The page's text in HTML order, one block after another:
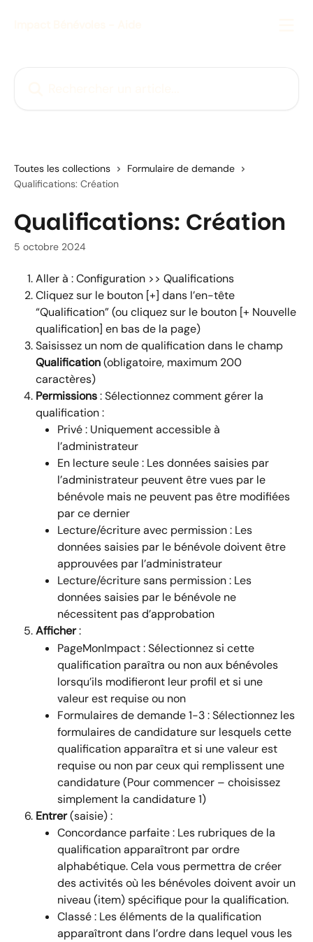
Toutes les collections
Formulaire de demande
Qualifications: Création
Qualifications: Création
5 octobre 2024
Aller à : Configuration >> Qualifications
Cliquez sur le bouton [+] dans l’en-tête
“Qualification” (ou cliquez sur le bouton [+ Nouvelle
qualification] en bas de la page)
Saisissez un nom de qualification dans le champ
Qualification (obligatoire, maximum 200
caractères)
Permissions : Sélectionnez comment gérer la
qualification :
Privé : Uniquement accessible à
l’administrateur
En lecture seule : Les données saisies par
l’administrateur peuvent être vues par le
bénévole mais ne peuvent pas être modifiées
par ce dernier
Lecture/écriture avec permission : Les
données saisies par le bénévole doivent être
approuvées par l’administrateur
Lecture/écriture sans permission : Les
données saisies par le bénévole ne
nécessitent pas d’approbation
Afficher :
PageMonImpact : Sélectionnez si cette
qualification paraîtra ou non aux bénévoles
lorsqu’ils modifieront leur profil et si une
valeur est requise ou non
Formulaires de demande 1-3 : Sélectionnez les
formulaires de candidature sur lesquels cette
qualification apparaîtra et si une valeur est
requise ou non par ceux qui remplissent une
candidature (Pour commencer – choisissez
simplement la candidature 1)
Entrer (saisie) :
Concordance parfaite : Les rubriques de la
qualification apparaîtront par ordre
alphabétique. Cela vous permettra de créer
des activités où les bénévoles doivent avoir un
niveau (item) spécifique pour la qualification.
Classé : Les éléments de la qualification
apparaîtront dans l’ordre dans lequel vous les